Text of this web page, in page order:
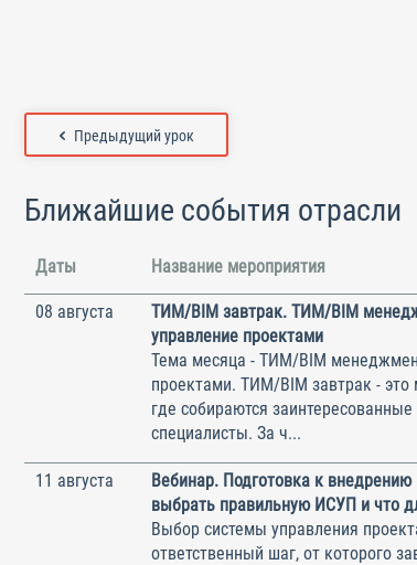
Предыдущий урок
Ближайшие события отрасли
Даты Название мероприятия
08 августа
ТИМ/BIM завтрак. ТИМ/BIM
управление проектами
Тема месяца - ТИМ/BIM
проектами. ТИМ/BIM завтрак - это
где собираются
специалисты. За ч...
11 августа
Вебинар. Подготовка к
выбрать правильную ИСУП и что
Выбор системы управления
ответственный шаг, от которого